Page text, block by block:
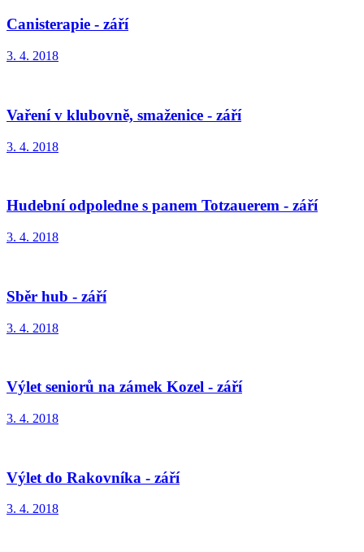
Canisterapie - září
3. 4. 2018
Vaření v klubovně, smaženice - září
3. 4. 2018
Hudební odpoledne s panem Totzauerem - září
3. 4. 2018
Sběr hub - září
3. 4. 2018
Výlet seniorů na zámek Kozel - září
3. 4. 2018
Výlet do Rakovníka - září
3. 4. 2018